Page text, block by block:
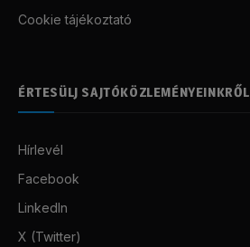
Cookie tájékoztató
ÉRTESÜLJ SAJTÓKÖZLEMÉNYEINKRŐL
Hírlevél
Facebook
LinkedIn
X (Twitter)